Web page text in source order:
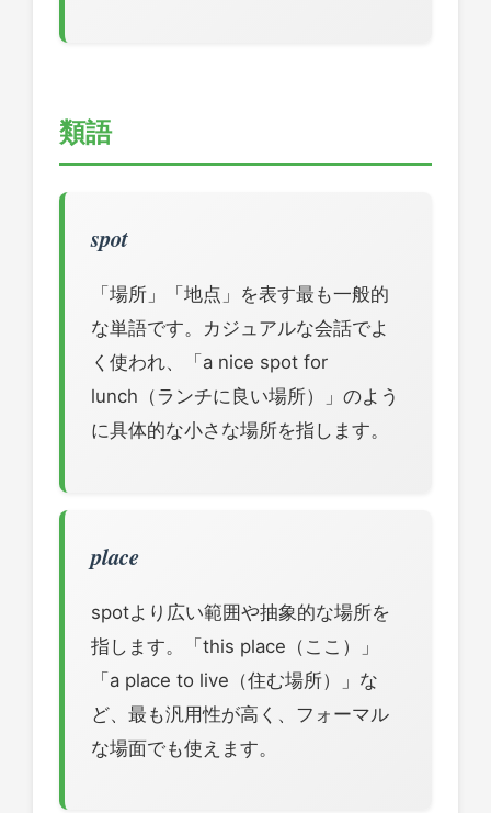
類語
spot
「場所」「地点」を表す最も一般的
な単語です。カジュアルな会話でよ
く使われ、「a nice spot for
lunch（ランチに良い場所）」のよう
に具体的な小さな場所を指します。
place
spotより広い範囲や抽象的な場所を
指します。「this place（ここ）」
「a place to live（住む場所）」な
ど、最も汎用性が高く、フォーマル
な場面でも使えます。